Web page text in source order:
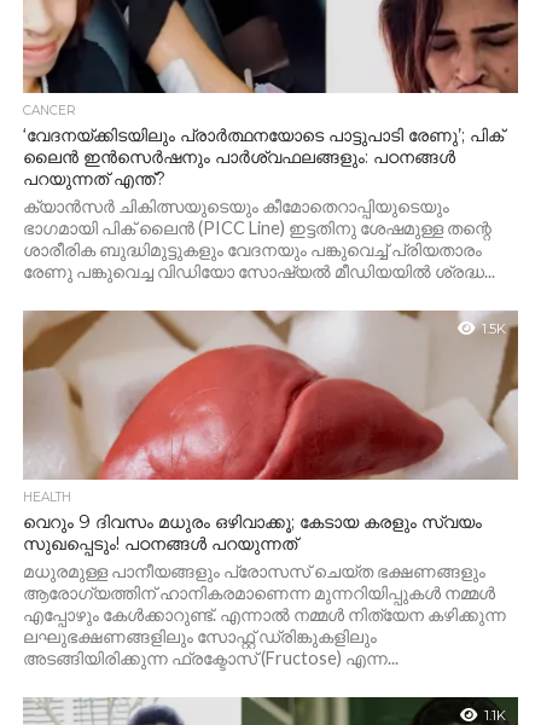
CANCER
‘വേദനയ്ക്കിടയിലും പ്രാർത്ഥനയോടെ പാട്ടുപാടി രേണു’; പിക്
ലൈൻ ഇൻസെർഷനും പാർശ്വഫലങ്ങളും: പഠനങ്ങൾ
പറയുന്നത് എന്ത്?
ക്യാൻസർ ചികിത്സയുടെയും കീമോതെറാപ്പിയുടെയും
ഭാഗമായി പിക് ലൈൻ (PICC Line) ഇട്ടതിനു ശേഷമുള്ള തന്റെ
ശാരീരിക ബുദ്ധിമുട്ടുകളും വേദനയും പങ്കുവെച്ച് പ്രിയതാരം
രേണു പങ്കുവെച്ച വിഡിയോ സോഷ്യൽ മീഡിയയിൽ ശ്രദ്ധ...
1.5K
HEALTH
വെറും 9 ദിവസം മധുരം ഒഴിവാക്കൂ; കേടായ കരളും സ്വയം
സുഖപ്പെടും! പഠനങ്ങൾ പറയുന്നത്
മധുരമുള്ള പാനീയങ്ങളും പ്രോസസ് ചെയ്ത ഭക്ഷണങ്ങളും
ആരോഗ്യത്തിന് ഹാനികരമാണെന്ന മുന്നറിയിപ്പുകൾ നമ്മൾ
എപ്പോഴും കേൾക്കാറുണ്ട്. എന്നാൽ നമ്മൾ നിത്യേന കഴിക്കുന്ന
ലഘുഭക്ഷണങ്ങളിലും സോഫ്റ്റ് ഡ്രിങ്കുകളിലും
അടങ്ങിയിരിക്കുന്ന ഫ്രക്ടോസ് (Fructose) എന്ന...
1.1K